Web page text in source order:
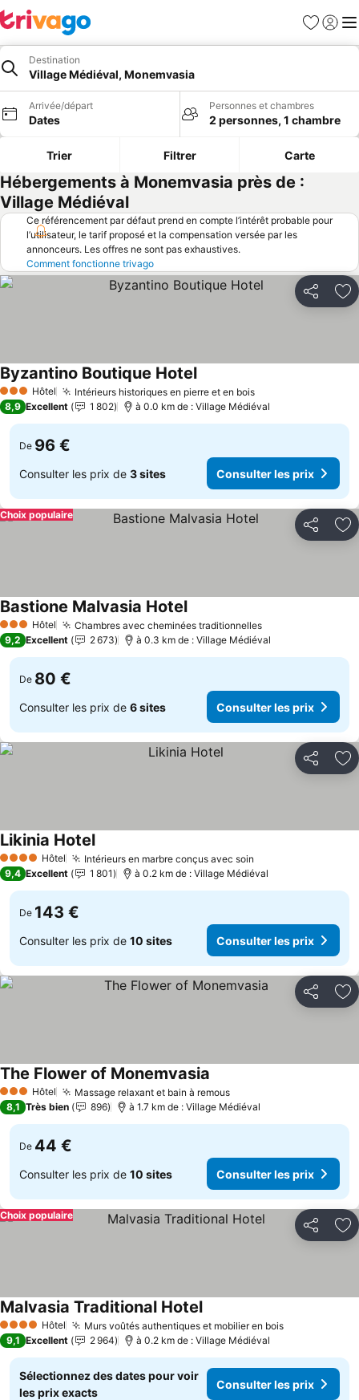
Favoris
Se
Destination
Village Médiéval, Monemvasia
Arrivée/départ
Dates
Personnes et chambres
2 personnes, 1 chambre
Trier Filtrer Carte
Hébergements à Monemvasia près de :
Village Médiéval
Ce référencement par défaut prend en compte l’intérêt probable pour
l’utilisateur, le tarif proposé et la compensation versée par les
annonceurs. Les offres ne sont pas exhaustives.
Comment fonctionne trivago
Partager
3 ÉtoilesHôtel Intérieurs historiques en pierre et en boisConsulter les
Byzantino Boutique HotelConsulter les prix
8,9 Excellent 1 802 à 0.0 km de : Village Médiéval
De 96 €
Consulter les prix de 3 sites Consulter les prix
Partager
Choix populaire
3 ÉtoilesHôtel Chambres avec cheminées traditionnellesConsulter les
Bastione Malvasia HotelConsulter les prix
9,2 Excellent 2 673 à 0.3 km de : Village Médiéval
De 80 €
Consulter les prix de 6 sites Consulter les prix
Partager
4 Étoiles Hôtel Intérieurs en marbre conçus avec soin
Likinia HotelConsulter les prix
9,4 Excellent 1 801 à 0.2 km de : Village Médiéval
De 143 €
Consulter les prix de 10 sites Consulter les prix
Partager
3 ÉtoilesHôtel Massage relaxant et bain à remousConsulter les prix
The Flower of Monemvasia
8,1 Très bien 896 à 1.7 km de : Village Médiéval
De 44 €
Consulter les prix de 10 sites Consulter les prix
Partager
Choix populaire
4 Étoiles Hôtel Murs voûtés authentiques et mobilier en boisConsulter
Malvasia Traditional HotelConsulter les prix
9,1 Excellent 2 964 à 0.2 km de : Village Médiéval
Sélectionnez des dates pour voir
les prix exacts
Consulter les prix